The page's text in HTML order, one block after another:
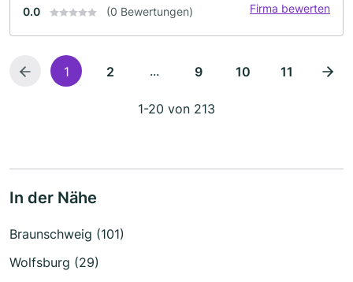
0.0 (0 Bewertungen) Firma bewerten
1 2 ... 9 10 11
1-20 von 213
In der Nähe
Braunschweig (101)
Wolfsburg (29)